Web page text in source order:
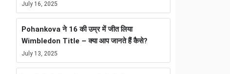
July 16, 2025
Pohankova ने 16 की उम्र में जीत लिया
Wimbledon Title – क्या आप जानते हैं कैसे?
July 13, 2025